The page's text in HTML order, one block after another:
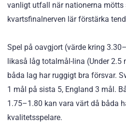
vanligt utfall när nationerna mötts
kvartsfinalnerven lär förstärka
Spel på oavgjort (värde kring
likaså låg totalmål-lina (Under 2.5
båda lag har ruggigt bra försvar.
1 mål på sista 5, England 3 mål.
1.75–1.80 kan vara värt då båda
kvalitetsspelare.